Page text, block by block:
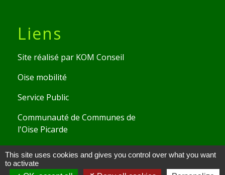
Liens
Site réalisé par KOM Conseil
Oise mobilité
Service Public
Communauté de Communes de
l'Oise Picarde
Mentions légales - Politique de confidentialité -
Accessibilité - Plan du site - Gestion des cookies
This site uses cookies and gives you control over what you want
to activate